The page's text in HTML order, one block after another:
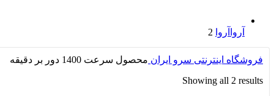
آروا آروا 2
فروشگاه اینترنتی سرو ایران محصول سرعت 1400 دور بر دقیقه
Showing all 2 results